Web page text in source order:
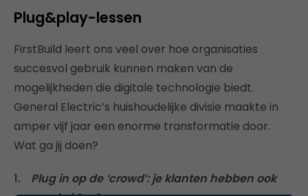
Plug&play-lessen
FirstBuild leert ons veel over hoe organisaties
succesvol gebruik kunnen maken van de
mogelijkheden die digitale technologie biedt.
General Electric’s huishoudelijke divisie maakte in
amper vijf jaar een enorme transformatie door.
Wat ga jij doen?
Plug in op de ‘crowd’: je klanten hebben ook